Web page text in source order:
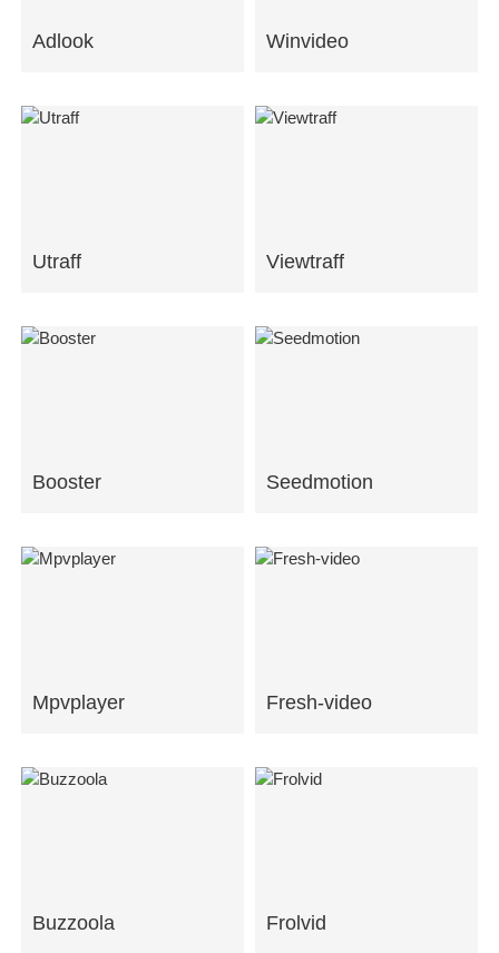
Adlook Winvideo
Utraff Viewtraff
Booster Seedmotion
Mpvplayer Fresh-video
Buzzoola Frolvid